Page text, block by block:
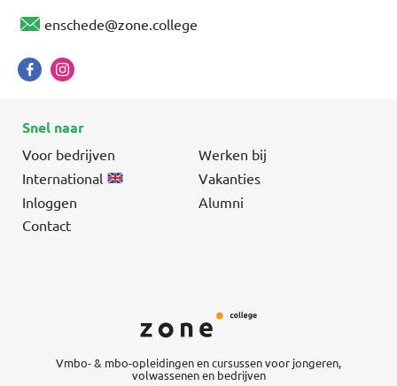
enschede@zone.college
Snel naar
Voor bedrijven
Werken bij
International
Vakanties
Inloggen
Alumni
Contact
Vmbo- & mbo-opleidingen en cursussen voor jongeren,
volwassenen en bedrijven